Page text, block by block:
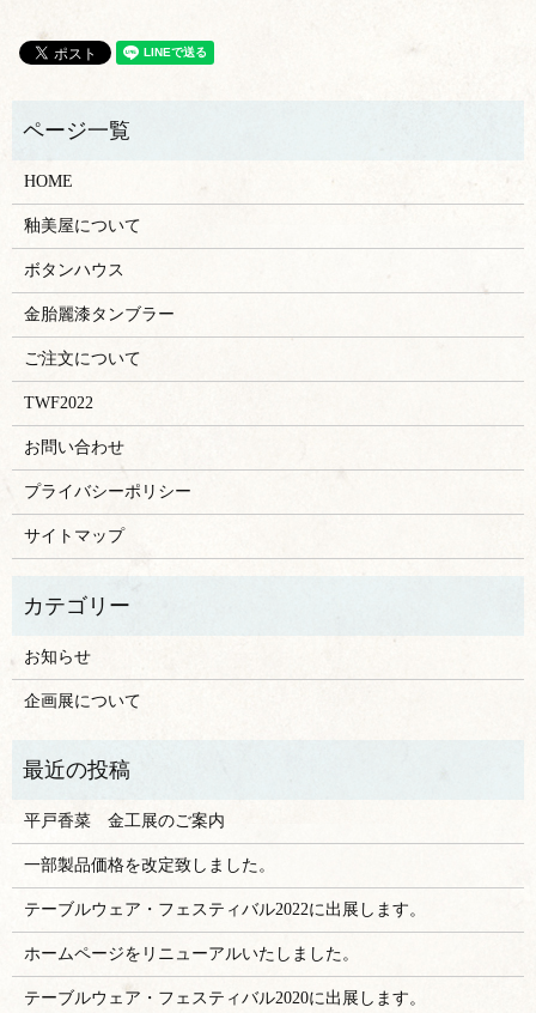
HOME
釉美屋について
ボタンハウス
金胎麗漆タンブラー
ご注文について
TWF2022
お問い合わせ
プライバシーポリシー
サイトマップ
お知らせ
企画展について
平戸香菜 金工展のご案内
一部製品価格を改定致しました。
テーブルウェア・フェスティバル2022に出展します。
ホームページをリニューアルいたしました。
テーブルウェア・フェスティバル2020に出展します。